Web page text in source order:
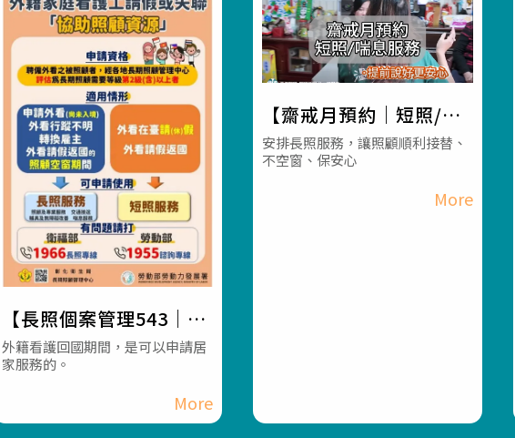
【長照個案管理543｜外
籍看護空窗期，可以啟動
居家服務嗎？】#彰化長
照機構 #員林長照機構 #
長照3.0 #長照服務
外籍看護回國期間，是可以申請居
家服務的。
【齋戒月預約｜短照/喘
息服務】#彰化長照機構
#員林長照機構 #長照3.0
安排長照服務，讓照顧順利接替、
不空窗、保安心